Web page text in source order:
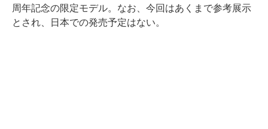
周年記念の限定モデル。なお、今回はあくまで参考展示
とされ、日本での発売予定はない。